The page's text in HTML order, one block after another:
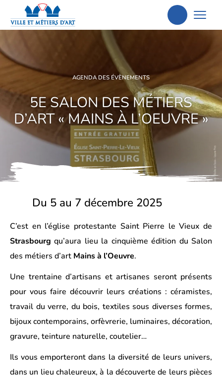
Aller
recherche
AGENDA DES ÉVÈNEMENTS
5E SALON DES MÉTIERS
D’ART « MAINS À L’OEUVRE »
Du 5 au 7 décembre 2025
C’est en l’église protestante Saint Pierre le Vieux de
Strasbourg qu’aura lieu la cinquième édition du Salon
des métiers d’art Mains à l’Oeuvre.
Une trentaine d’artisans et artisanes seront présents
pour vous faire découvrir leurs créations : céramistes,
travail du verre, du bois, textiles sous diverses formes,
bijoux contemporains, orfèvrerie, luminaires, décoration,
gravure, teinture naturelle, coutelier…
Ils vous emporteront dans la diversité de leurs univers,
dans un lieu chaleureux, à la découverte de leurs pièces